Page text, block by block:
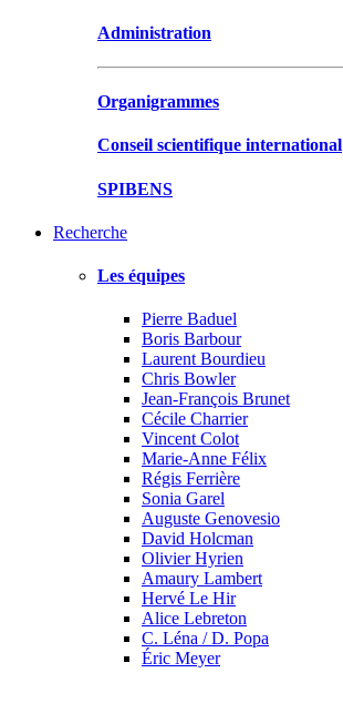
Administration
Organigrammes
Conseil scientifique international
SPIBENS
Recherche
Les équipes
Pierre Baduel
Boris Barbour
Laurent Bourdieu
Chris Bowler
Jean-François Brunet
Cécile Charrier
Vincent Colot
Marie-Anne Félix
Régis Ferrière
Sonia Garel
Auguste Genovesio
David Holcman
Olivier Hyrien
Amaury Lambert
Hervé Le Hir
Alice Lebreton
C. Léna / D. Popa
Éric Meyer